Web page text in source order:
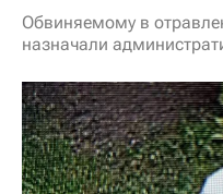
Обвиняемому в
назначали